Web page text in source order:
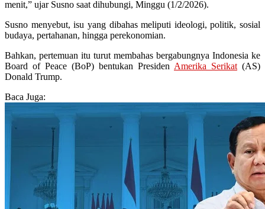
menit,” ujar Susno saat dihubungi, Minggu (1/2/2026).
Susno menyebut, isu yang dibahas meliputi ideologi, politik, sosial
budaya, pertahanan, hingga perekonomian.
Bahkan, pertemuan itu turut membahas bergabungnya Indonesia ke
Board of Peace (BoP) bentukan Presiden Amerika Serikat (AS)
Donald Trump.
Baca Juga: